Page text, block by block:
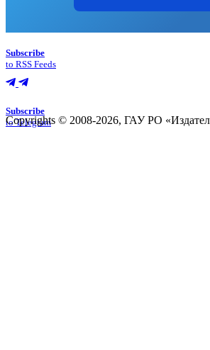
Subscribe
to RSS Feeds
Subscribe
to Telegram
Copyrights © 2008-2026, ГАУ РО